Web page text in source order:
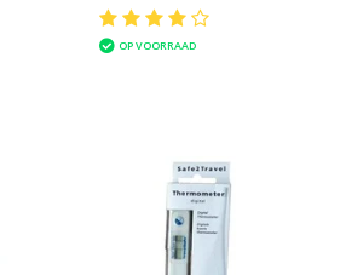
backpacks 55 tot 100l
OP VOORRAAD